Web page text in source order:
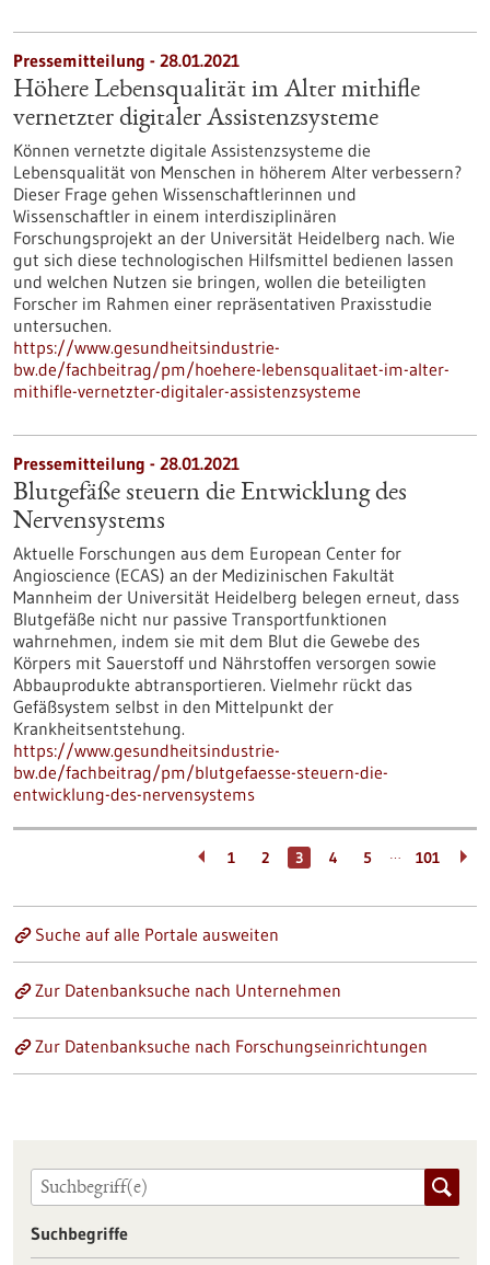
Pressemitteilung - 28.01.2021
Höhere Lebensqualität im Alter mithifle
vernetzter digitaler Assistenzsysteme
Können vernetzte digitale Assistenzsysteme die
Lebensqualität von Menschen in höherem Alter verbessern?
Dieser Frage gehen Wissenschaftlerinnen und
Wissenschaftler in einem interdisziplinären
Forschungsprojekt an der Universität Heidelberg nach. Wie
gut sich diese technologischen Hilfsmittel bedienen lassen
und welchen Nutzen sie bringen, wollen die beteiligten
Forscher im Rahmen einer repräsentativen Praxisstudie
untersuchen.
https://www.gesundheitsindustrie-
bw.de/fachbeitrag/pm/hoehere-lebensqualitaet-im-alter-
mithifle-vernetzter-digitaler-assistenzsysteme
Pressemitteilung - 28.01.2021
Blutgefäße steuern die Entwicklung des
Nervensystems
Aktuelle Forschungen aus dem European Center for
Angioscience (ECAS) an der Medizinischen Fakultät
Mannheim der Universität Heidelberg belegen erneut, dass
Blutgefäße nicht nur passive Transportfunktionen
wahrnehmen, indem sie mit dem Blut die Gewebe des
Körpers mit Sauerstoff und Nährstoffen versorgen sowie
Abbauprodukte abtransportieren. Vielmehr rückt das
Gefäßsystem selbst in den Mittelpunkt der
Krankheitsentstehung.
https://www.gesundheitsindustrie-
bw.de/fachbeitrag/pm/blutgefaesse-steuern-die-
entwicklung-des-nervensystems
1 2 3 4 5 … 101
Suche auf alle Portale ausweiten
Zur Datenbanksuche nach Unternehmen
Zur Datenbanksuche nach Forschungseinrichtungen
Suchbegriffe